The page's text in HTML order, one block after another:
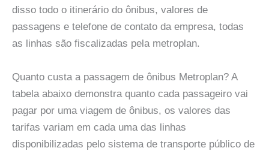
disso todo o itinerário do ônibus, valores de
passagens e telefone de contato da empresa, todas
as linhas são fiscalizadas pela metroplan.
Quanto custa a passagem de ônibus Metroplan? A
tabela abaixo demonstra quanto cada passageiro vai
pagar por uma viagem de ônibus, os valores das
tarifas variam em cada uma das linhas
disponibilizadas pelo sistema de transporte público de